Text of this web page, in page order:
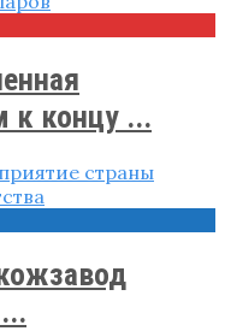
к концу ...